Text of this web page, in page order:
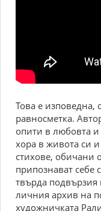
Това е изповедна,
равносметка.
опити в любовта
хора в живота си
стихове, обичани
припознават себе
твърда
личния архив на
художничката